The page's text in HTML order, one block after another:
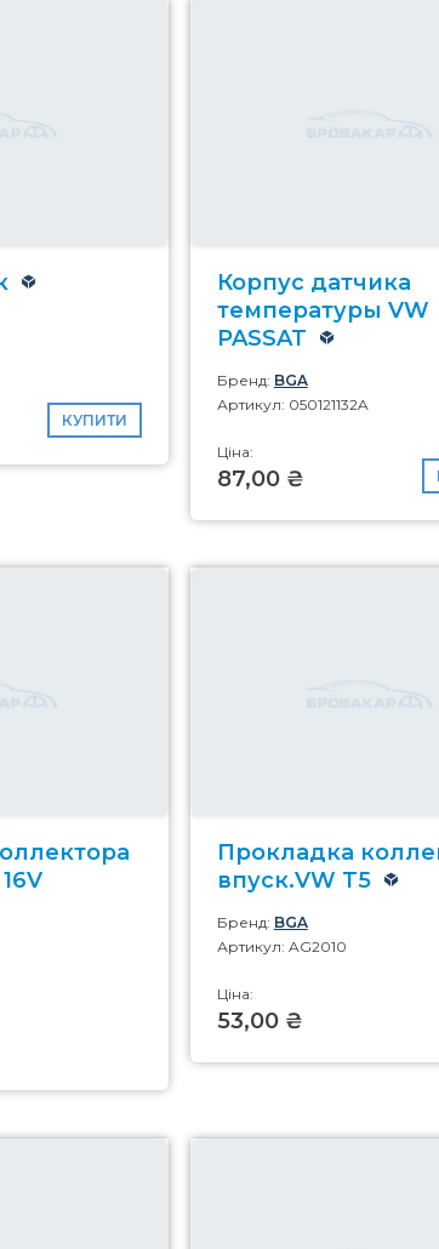
КУПИТИ
Корпус датчика
температуры VW
PASSAT
Бренд: BGA
Артикул: 050121132A
Ціна:
87,00 ₴
Прокладка
впуск.VW T5
Бренд: BGA
Артикул: AG2010
Ціна:
53,00 ₴